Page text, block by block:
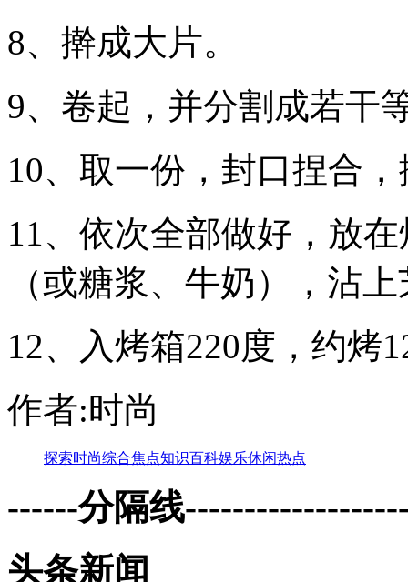
8、擀成大片。
9、卷起，并分割成若干
10、取一份，封口捏合
11、依次全部做好，放
（或糖浆、牛奶），沾
12、入烤箱220度，约烤
作者:时尚
探索时尚综合焦点知识百科娱乐休闲热点
------分隔线
头条新闻